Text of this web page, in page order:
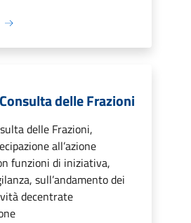
delle Frazioni
delle Frazioni,
all’azione
funzioni di iniziativa,
sull’andamento dei
decentrate